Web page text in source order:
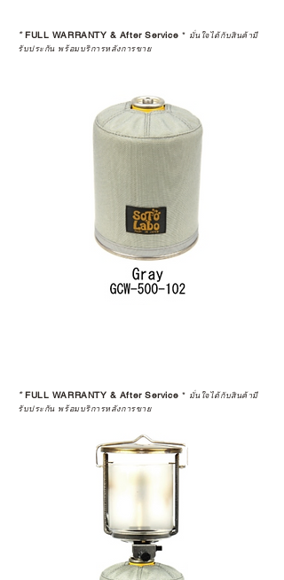
*FULL WARRANTY & After Service * มั่นใจได้กับสินค้ามี
รับประกัน พร้อมบริการหลังการขาย
*FULL WARRANTY & After Service * มั่นใจได้กับสินค้ามี
รับประกัน พร้อมบริการหลังการขาย